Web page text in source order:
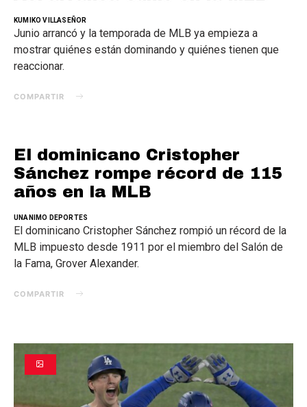
KUMIKO VILLASEÑOR
Junio arrancó y la temporada de MLB ya empieza a
mostrar quiénes están dominando y quiénes tienen que
reaccionar.
COMPARTIR
El dominicano Cristopher
Sánchez rompe récord de 115
años en la MLB
UNANIMO DEPORTES
El dominicano Cristopher Sánchez rompió un récord de la
MLB impuesto desde 1911 por el miembro del Salón de
la Fama, Grover Alexander.
COMPARTIR